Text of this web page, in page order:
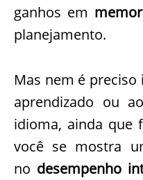
ganhos em
planejamento.
Mas nem é
aprendizado ou
idioma, ainda que
você se mostra
no desempenho